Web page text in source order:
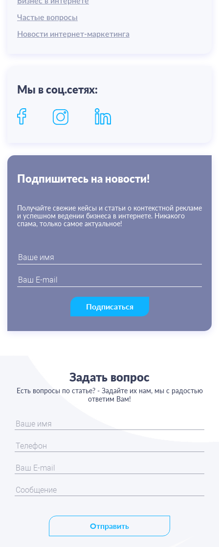
Частые вопросы
Новости интернет-маркетинга
Мы в соц.сетях:
Подпишитесь на новости!
Получайте свежие кейсы и статьи о контекстной рекламе
и успешном ведении бизнеса в интернете. Никакого
спама, только самое актуальное!
Подписаться
Задать вопрос
Есть вопросы по статье? - Задайте их нам, мы с радостью
ответим Вам!
Отправить